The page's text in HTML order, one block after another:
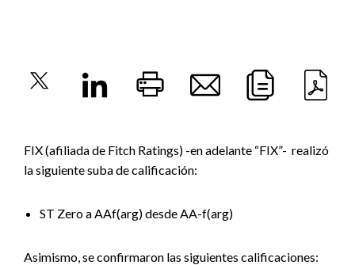
FIX (afiliada de Fitch Ratings) -en adelante “FIX”- realizó
la siguiente suba de calificación:
ST Zero a AAf(arg) desde AA-f(arg)
Asimismo, se confirmaron las siguientes calificaciones: